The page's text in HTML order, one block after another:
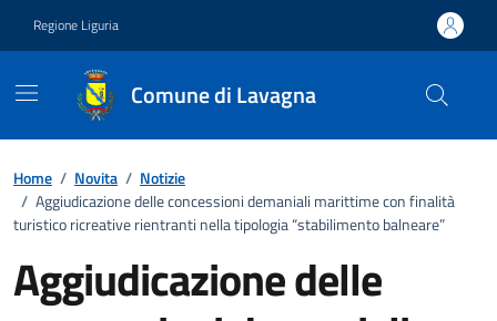
Regione Liguria
Comune di Lavagna
Home / Novita / Notizie
/ Aggiudicazione delle concessioni demaniali marittime con finalità
turistico ricreative rientranti nella tipologia “stabilimento balneare”
Aggiudicazione delle